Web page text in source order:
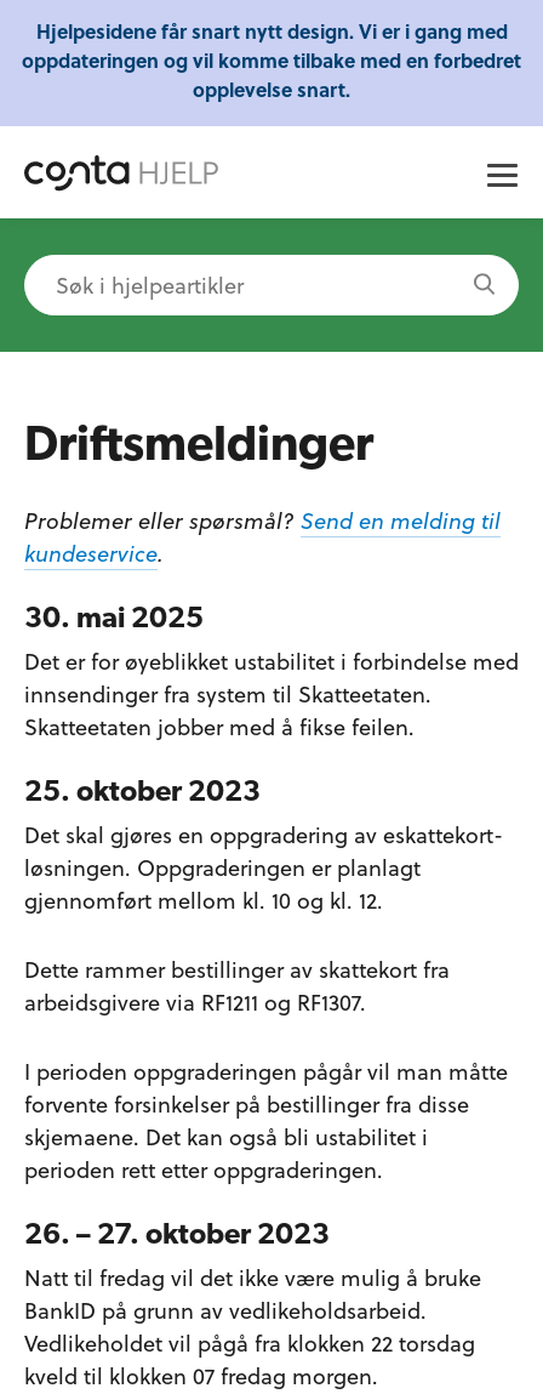
Gratis webinarer fra Conta - Lær om regnskap,
skatt og mye mer!
Driftsmeldinger
Problemer eller spørsmål? Send en melding til
kundeservice.
30. mai 2025
Det er for øyeblikket ustabilitet i forbindelse med
innsendinger fra system til Skatteetaten.
Skatteetaten jobber med å fikse feilen.
25. oktober 2023
Det skal gjøres en oppgradering av eskattekort-
løsningen. Oppgraderingen er planlagt
gjennomført mellom kl. 10 og kl. 12.
Dette rammer bestillinger av skattekort fra
arbeidsgivere via RF1211 og RF1307.
I perioden oppgraderingen pågår vil man måtte
forvente forsinkelser på bestillinger fra disse
skjemaene. Det kan også bli ustabilitet i
perioden rett etter oppgraderingen.
26. – 27. oktober 2023
Natt til fredag vil det ikke være mulig å bruke
BankID på grunn av vedlikeholdsarbeid.
Vedlikeholdet vil pågå fra klokken 22 torsdag
kveld til klokken 07 fredag morgen.
Hjelpesidene får snart nytt design. Vi er i gang med
oppdateringen og vil komme tilbake med en forbedret
opplevelse snart.